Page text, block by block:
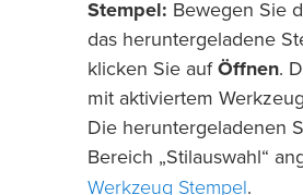
Stempel: Bewegen Sie
das heruntergeladene
klicken Sie auf Öffnen.
mit aktiviertem
Die heruntergeladenen
Bereich „Stilauswahl“
Werkzeug Stempel.